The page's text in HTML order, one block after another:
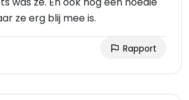
ze erg blij mee is.
Rapport